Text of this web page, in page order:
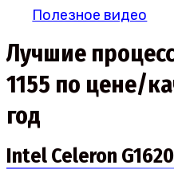
Полезное видео
Лучшие
1155 по цене/
год
Intel Celeron G1620